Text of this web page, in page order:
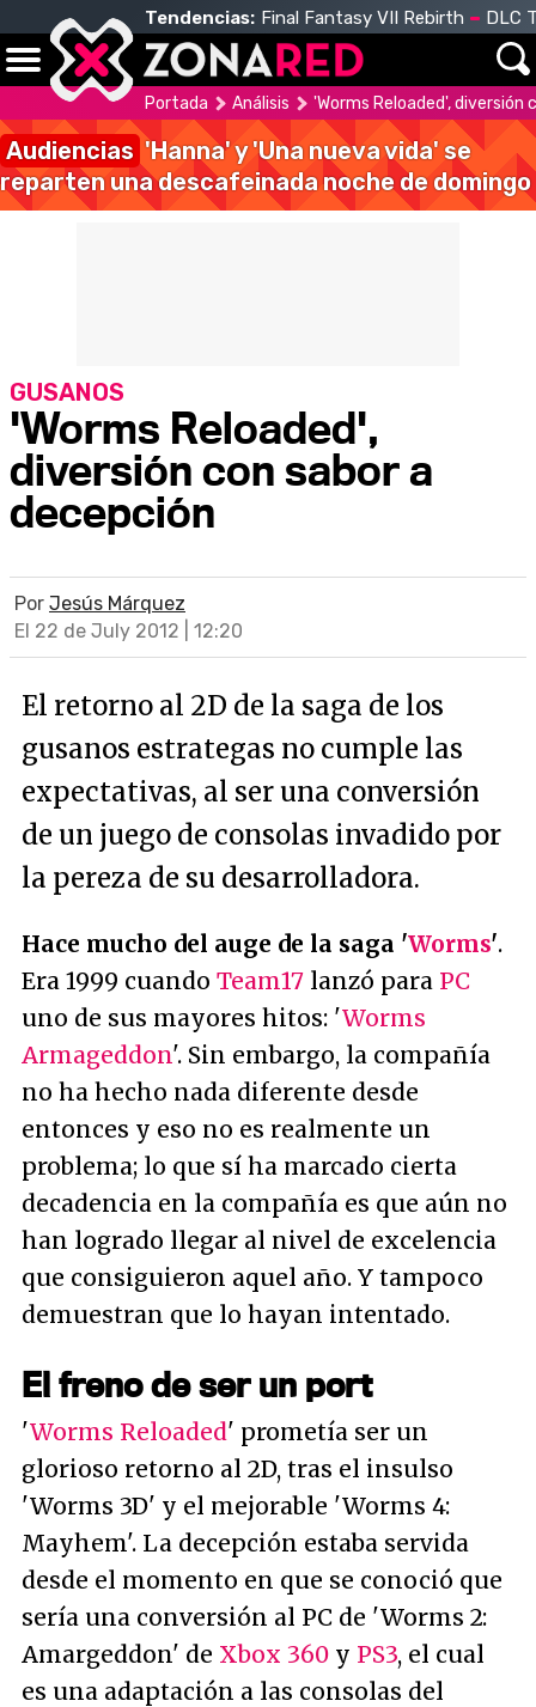
Tendencias: Final Fantasy VII Rebirth DLC
Portada Análisis 'Worms Reloaded', diversión
Audiencias 'Hanna' y 'Una nueva vida' se
reparten una descafeinada noche de domingo
'Worms Reloaded',
diversión con sabor a
decepción
GUSANOS
Por Jesús Márquez
El 22 de July 2012 | 12:20
El retorno al 2D de la saga de los
gusanos estrategas no cumple las
expectativas, al ser una conversión
de un juego de consolas invadido por
la pereza de su desarrolladora.
Hace mucho del auge de la saga 'Worms'.
Era 1999 cuando Team17 lanzó para PC
uno de sus mayores hitos: 'Worms
Armageddon'. Sin embargo, la compañía
no ha hecho nada diferente desde
entonces y eso no es realmente un
problema; lo que sí ha marcado cierta
decadencia en la compañía es que aún no
han logrado llegar al nivel de excelencia
que consiguieron aquel año. Y tampoco
demuestran que lo hayan intentado.
El freno de ser un port
'Worms Reloaded' prometía ser un
glorioso retorno al 2D, tras el insulso
'Worms 3D' y el mejorable 'Worms 4:
Mayhem'. La decepción estaba servida
desde el momento en que se conoció que
sería una conversión al PC de 'Worms 2:
Amargeddon' de Xbox 360 y PS3, el cual
es una adaptación a las consolas del